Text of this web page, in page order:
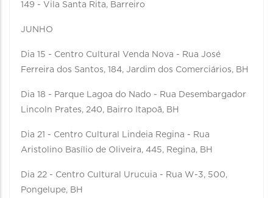
149 - Vila Santa Rita, Barreiro
JUNHO
Dia 15 - Centro Cultural Venda Nova - Rua José
Ferreira dos Santos, 184, Jardim dos Comerciários, BH
Dia 18 - Parque Lagoa do Nado - Rua Desembargador
Lincoln Prates, 240, Bairro Itapoã, BH
Dia 21 - Centro Cultural Lindeia Regina - Rua
Aristolino Basílio de Oliveira, 445, Regina, BH
Dia 22 - Centro Cultural Urucuia - Rua W-3, 500,
Pongelupe, BH